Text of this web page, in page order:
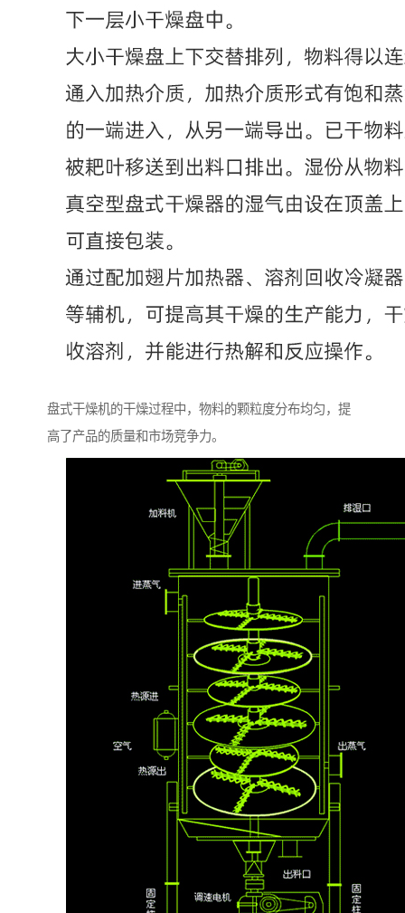
盘式干燥机的干燥过程中，物料的颗粒度分布均匀，提
高了产品的质量和市场竞争力。